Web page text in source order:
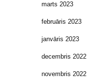
marts 2023
februāris 2023
janvāris 2023
decembris 2022
novembris 2022